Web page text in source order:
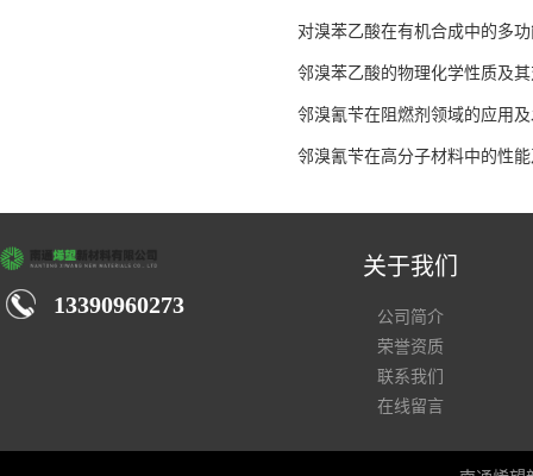
对溴苯乙酸在有机合成中的多
邻溴苯乙酸的物理化学性质及
邻溴氰苄在阻燃剂领域的应用
邻溴氰苄在高分子材料中的性
13390960273
关于我们
公司简介
荣誉资质
联系我们
在线留言